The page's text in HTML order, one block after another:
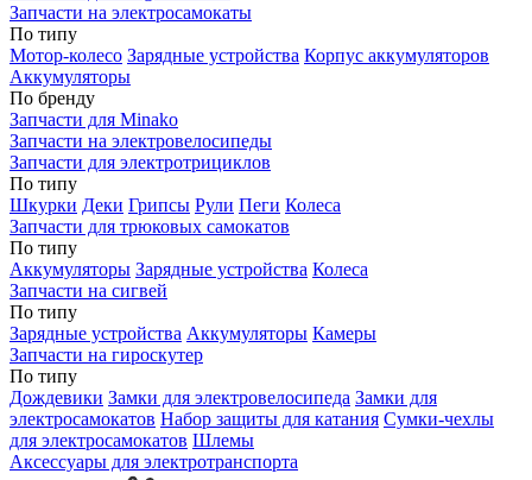
Запчасти на электросамокаты
По типу
Мотор-колесо Зарядные устройства Корпус аккумуляторов
Аккумуляторы
По бренду
Запчасти для Minako
Запчасти на электровелосипеды
Запчасти для электротрициклов
По типу
Шкурки Деки Грипсы Рули Пеги Колеса
Запчасти для трюковых самокатов
По типу
Аккумуляторы Зарядные устройства Колеса
Запчасти на сигвей
По типу
Зарядные устройства Аккумуляторы Камеры
Запчасти на гироскутер
По типу
Дождевики Замки для электровелосипеда Замки для
электросамокатов Набор защиты для катания Сумки-чехлы
для электросамокатов Шлемы
Аксессуары для электротранспорта